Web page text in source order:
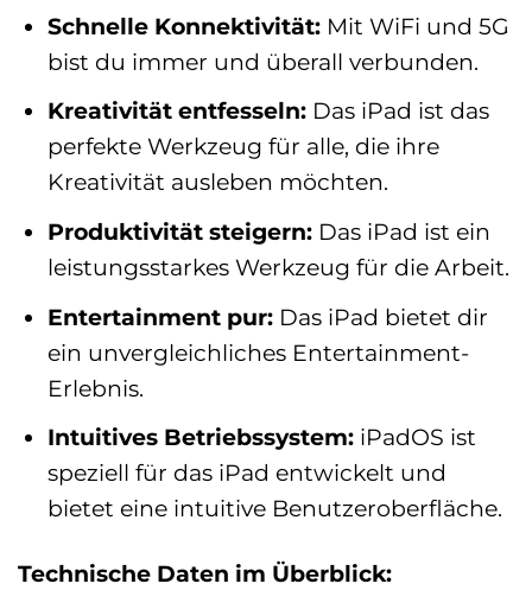
Schnelle Konnektivität: Mit WiFi und 5G
bist du immer und überall verbunden.
Kreativität entfesseln: Das iPad ist das
perfekte Werkzeug für alle, die ihre
Kreativität ausleben möchten.
Produktivität steigern: Das iPad ist ein
leistungsstarkes Werkzeug für die Arbeit.
Entertainment pur: Das iPad bietet dir
ein unvergleichliches Entertainment-
Erlebnis.
Intuitives Betriebssystem: iPadOS ist
speziell für das iPad entwickelt und
bietet eine intuitive Benutzeroberfläche.
Technische Daten im Überblick: